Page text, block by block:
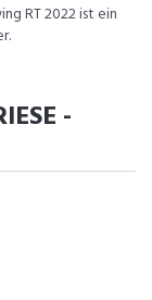
RT 2022 ist ein
-